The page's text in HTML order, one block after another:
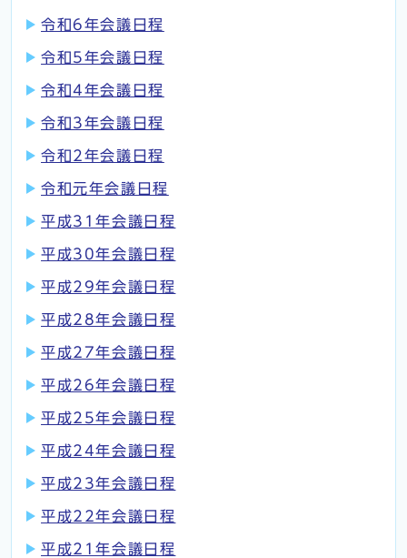
令和6年会議日程
令和5年会議日程
令和4年会議日程
令和3年会議日程
令和2年会議日程
令和元年会議日程
平成31年会議日程
平成30年会議日程
平成29年会議日程
平成28年会議日程
平成27年会議日程
平成26年会議日程
平成25年会議日程
平成24年会議日程
平成23年会議日程
平成22年会議日程
平成21年会議日程